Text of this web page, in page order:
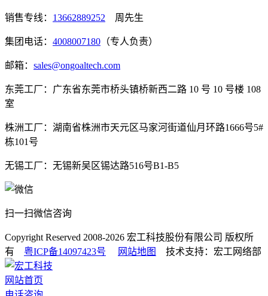
销售专线： 13662889252 周先生
集团电话： 4008007180 （专人负责）
邮箱： sales@ongoaltech.com
东莞工厂：广东省东莞市桥头镇桥新西二路 10 号 10 号楼 108
室
株洲工厂：湖南省株洲市天元区马家河街道仙月环路1666号5#
栋101号
无锡工厂：无锡新吴区锡达路516号B1-B5
扫一扫微信咨询
Copyright Reserved 2008-2026 宏工科技股份有限公司 版权所
有 粤ICP备14097423号 网站地图 技术支持：宏工网络部
网站首页